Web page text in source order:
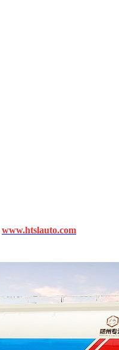
www.htslauto.com